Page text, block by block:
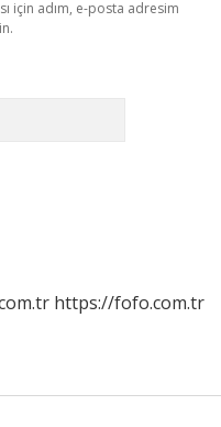
için adım, e-posta adresim
https://fofo.com.tr